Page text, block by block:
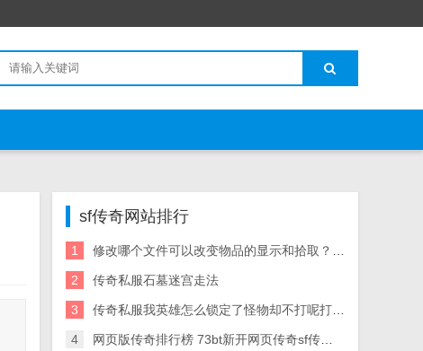
sf传奇网站排行
1 修改哪个文件可以改变物品的显示和拾取？就 – 手机爱问
2 传奇私服石墓迷宫走法
3 传奇私服我英雄怎么锁定了怪物却不打呢打着打 可是就算算我锁定了怪物他为什么也不打呢
4 网页版传奇排行榜 73bt新开网页传奇sf传奇世界